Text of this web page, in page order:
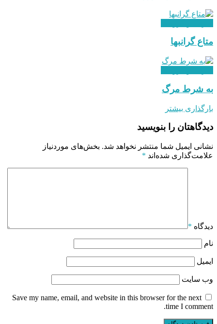
متاع گرانبها
به شرط مرگ
بارگذاری بیشتر
دیدگاهتان را بنویسید
نشانی ایمیل شما منتشر نخواهد شد. بخش‌های موردنیاز
علامت‌گذاری شده‌اند *
دیدگاه *
نام
ایمیل
وب‌ سایت
Save my name, email, and website in this browser for the next
time I comment.